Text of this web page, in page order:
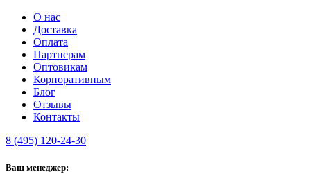
О нас
Доставка
Оплата
Партнерам
Оптовикам
Корпоративным
Блог
Отзывы
Контакты
8 (495) 120-24-30
Ваш менеджер: